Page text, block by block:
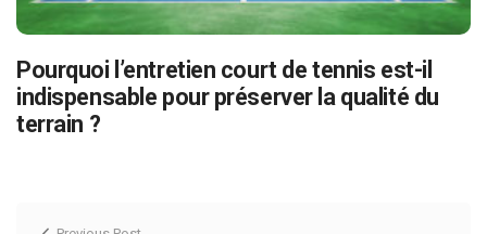
Pourquoi l’entretien court de tennis est-il
indispensable pour préserver la qualité du
terrain ?